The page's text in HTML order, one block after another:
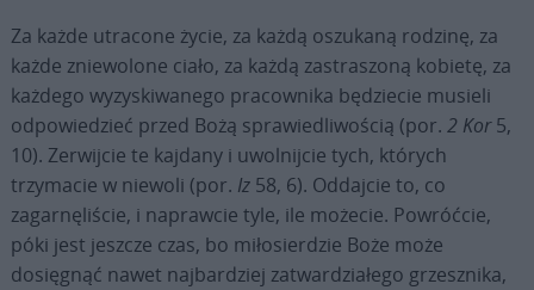
Za każde utracone życie, za każdą oszukaną rodzinę, za
każde zniewolone ciało, za każdą zastraszoną kobietę, za
każdego wyzyskiwanego pracownika będziecie musieli
odpowiedzieć przed Bożą sprawiedliwością (por. 2 Kor5,
10). Zerwijcie te kajdany i uwolnijcie tych, których
trzymacie w niewoli (por. Iz58, 6). Oddajcie to, co
zagarnęliście, i naprawcie tyle, ile możecie. Powróćcie,
póki jest jeszcze czas, bo miłosierdzie Boże może
dosięgnąć nawet najbardziej zatwardziałego grzesznika,